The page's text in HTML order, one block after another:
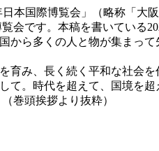
本国際博覧会」（略称「大
会です。本稿を書いている
ら多くの人と物が集まって
育み、長く続く平和な社会
て。時代を超えて、国境を
巻頭挨拶より抜粋）